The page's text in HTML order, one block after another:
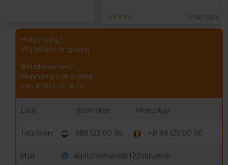
02-08-2026
Hulp nodig?
Wij helpen je graag!
Bereikbaarheid:
Maandag t/m vrijdag
van 8:00 t/m 16:30
Chat: Start chat WhatsApp
Telefoon: 088 123 00 00 +31 88 123 00 00
Mail: klantenservice@123sticker.nl